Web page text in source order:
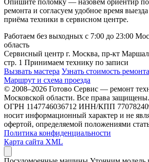
Опишите поломку — назовём ориентир по
ремонта и согласуем удобное время
приёма техники в сервисном центре.
Работаем без выходных с 7:00 до 23:00
область
Сервисный центр г. Москва, пр-кт
стр. 1 Принимаем технику по записи
Вызвать мастера Узнать стоимость ремонта
Маршрут и схема проезда
© 2008–2026 Готово Сервис — ремонт
Московской области. Все права защищены.
ОГРН 1147746036712 ИНН/КПП
носит информационный характер и не
офертой, определяемой положениями
Политика конфиденциальности
Карта сайта XML